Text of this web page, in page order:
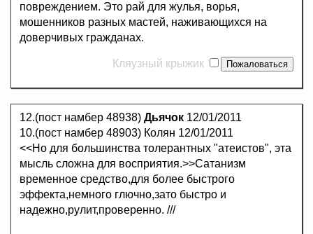
повреждением. Это рай для жулья, ворья,
мошенников разных мастей, наживающихся на
доверчивых гражданах.
Кляузный крыжик
12.(пост намбер 48938) Дьячок 12/01/2011
10.(пост намбер 48903) Колян 12/01/2011
<<Но для большинства толерантных "атеистов", эта
мысль сложна для восприятия.>>Сатанизм
временное средство,для более быстрого
эффекта,немного глючно,зато быстро и
надежно,рулит,проверенно. ///